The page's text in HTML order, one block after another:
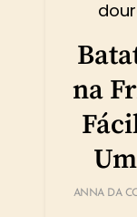
na
ANNA DA